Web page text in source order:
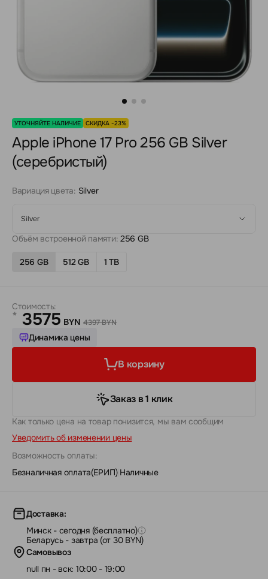
УТОЧНЯЙТЕ НАЛИЧИЕ СКИДКА -23%
Apple iPhone 17 Pro 256 GB Silver
(серебристый)
Вариация цвета: Silver
Silver
Объём встроенной памяти: 256 GB
256 GB 512 GB 1 TB
Стоимость:
* 3575 BYN 4397 BYN
Динамика цены
В корзину
Заказ в 1 клик
Как только цена на товар понизится, мы вам сообщим
Уведомить об изменении цены
Возможность оплаты:
Безналичная оплата(ЕРИП)| Наличные
Доставка:
Минск - сегодня (бесплатно)
Беларусь - завтра (от 30 BYN)
Самовывоз
null пн - вск: 10:00 - 19:00